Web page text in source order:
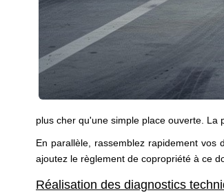
plus cher qu'une simple place ouverte. La
En parallèle, rassemblez rapidement
ajoutez le règlement de copropriété à ce
Réalisation des diagnostics